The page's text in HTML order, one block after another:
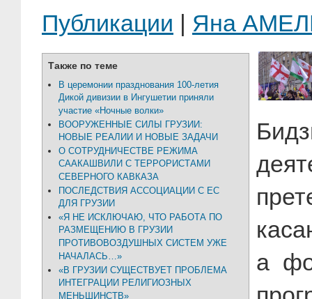
Публикации | Яна
Также по теме
В церемонии празднования 100-летия
Дикой дивизии в Ингушетии приняли
участие «Ночные волки»
ВООРУЖЕННЫЕ СИЛЫ ГРУЗИИ:
НОВЫЕ РЕАЛИИ И НОВЫЕ ЗАДАЧИ
О СОТРУДНИЧЕСТВЕ РЕЖИМА
СААКАШВИЛИ С ТЕРРОРИСТАМИ
СЕВЕРНОГО КАВКАЗА
ПОСЛЕДСТВИЯ АССОЦИАЦИИ С ЕС
ДЛЯ ГРУЗИИ
«Я НЕ ИСКЛЮЧАЮ, ЧТО РАБОТА ПО
РАЗМЕЩЕНИЮ В ГРУЗИИ
ПРОТИВОВОЗДУШНЫХ СИСТЕМ УЖЕ
НАЧАЛАСЬ…»
«В ГРУЗИИ СУЩЕСТВУЕТ ПРОБЛЕМА
ИНТЕГРАЦИИ РЕЛИГИОЗНЫХ
МЕНЬШИНСТВ»
а